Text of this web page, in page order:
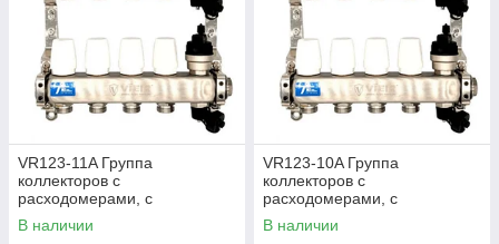
VR123-11A Группа
коллекторов с
расходомерами, с
воздухоотводчиками(без
кранов)1"x3/4"-11вых. (2/1шт)
В наличии
VR123-10A Группа
коллекторов с
расходомерами, с
воздухоотводчиками(без
кранов)1"x3/4"-10вых. (2/1шт)
В наличии